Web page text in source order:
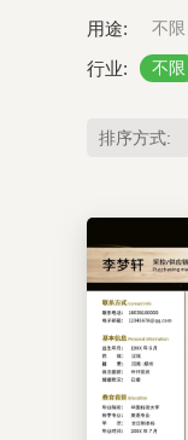
用途: 不限
行业: 不限
排序方式: